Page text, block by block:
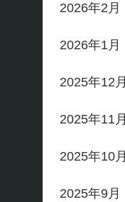
2026年2月
2026年1月
2025年12月
2025年11月
2025年10月
2025年9月